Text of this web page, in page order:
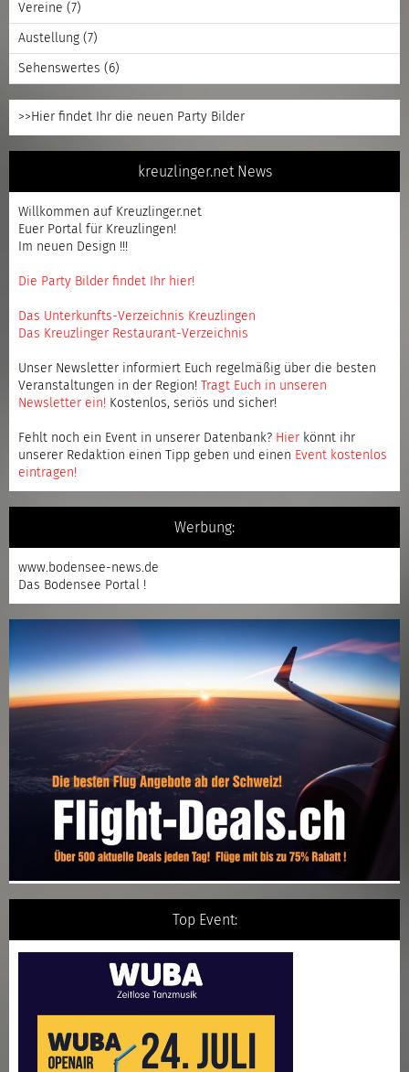
Vereine (7)
Austellung (7)
Sehenswertes (6)
>>Hier findet Ihr die neuen Party Bilder
kreuzlinger.net News
Willkommen auf Kreuzlinger.net
Euer Portal für Kreuzlingen!
Im neuen Design !!!
Die Party Bilder findet Ihr hier!
Das Unterkunfts-Verzeichnis Kreuzlingen
Das Kreuzlinger Restaurant-Verzeichnis
Unser Newsletter informiert Euch regelmäßig über die besten
Veranstaltungen in der Region!
Tragt Euch in unseren
Newsletter ein! Kostenlos, seriös und sicher!
Fehlt noch ein Event in unserer Datenbank? Hier könnt ihr
unserer Redaktion einen Tipp geben und einen Event kostenlos
eintragen!
Werbung:
www.bodensee-news.de
Das Bodensee Portal !
Top Event: